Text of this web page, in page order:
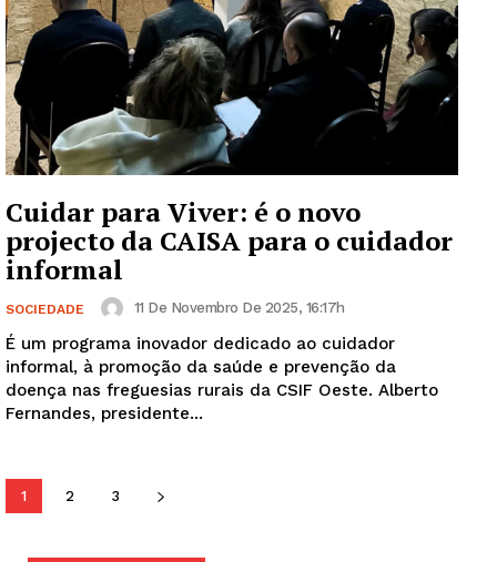
Guimarães, agora!
SUBSCREVA JÁ!
Institucional
Artigos
Edição Digital
Europa
Grande Entrevista
Publicidade
Cuidar para Viver: é o novo
projecto da CAISA para o cuidador
informal
SOCIEDADE 11 De Novembro De 2025, 16:17h
É um programa inovador dedicado ao cuidador
informal, à promoção da saúde e prevenção da
doença nas freguesias rurais da CSIF Oeste. Alberto
Fernandes, presidente...
1 2 3